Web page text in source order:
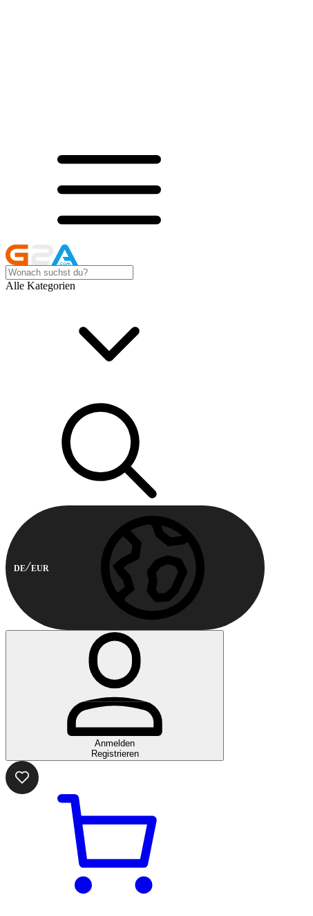
Alle Kategorien
DE EUR
Anmelden
Registrieren